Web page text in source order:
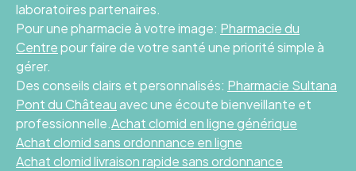
laboratoires partenaires.
Pour une pharmacie à votre image: Pharmacie du
Centrepour faire de votre santé une priorité simple à
gérer.
Des conseils clairs et personnalisés: Pharmacie Sultana
Pont du Châteauavec une écoute bienveillante et
professionnelle.Achat clomid en ligne générique
Achat clomid sans ordonnance en ligne
Achat clomid livraison rapide sans ordonnance